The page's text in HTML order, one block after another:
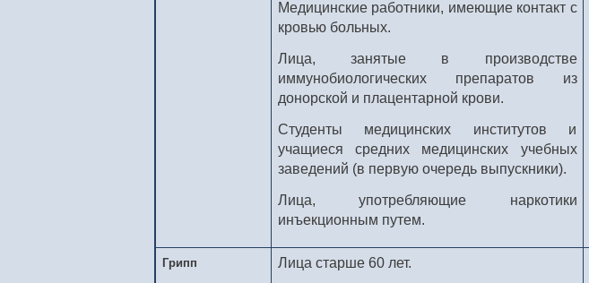
Медицинские работники, имеющие контакт с
кровью больных.
Лица, занятые в производстве
иммунобиологических препаратов из
донорской и плацентарной крови.
Студенты медицинских институтов и
учащиеся средних медицинских учебных
заведений (в первую очередь выпускники).
Лица, употребляющие наркотики
инъекционным путем.
Грипп Лица старше 60 лет.